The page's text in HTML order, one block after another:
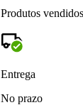
Produtos vendidos
Entrega
No prazo